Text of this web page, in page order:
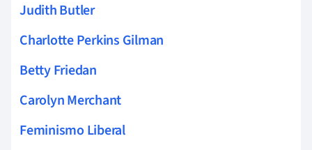
Judith Butler
Charlotte Perkins Gilman
Betty Friedan
Carolyn Merchant
Feminismo Liberal